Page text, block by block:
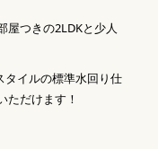
屋つきの2LDKと少人
タイルの標準水回り仕
ただけます！